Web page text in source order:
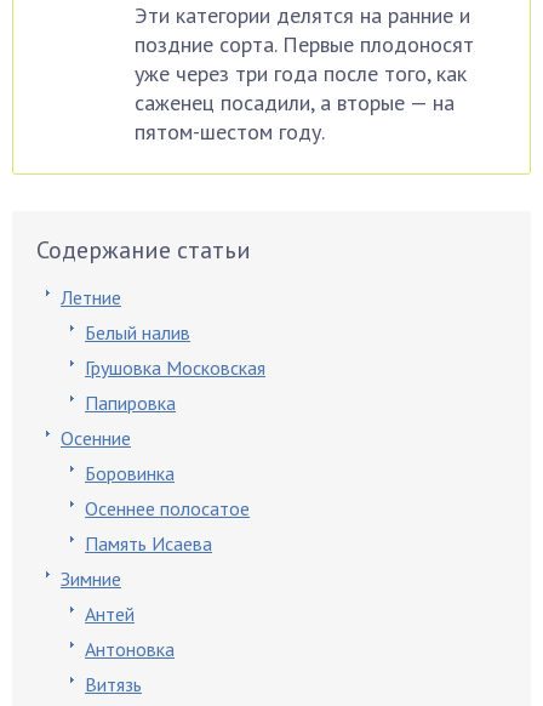
Эти категории делятся на ранние и
поздние сорта. Первые плодоносят
уже через три года после того, как
саженец посадили, а вторые — на
пятом-шестом году.
Содержание статьи
Летние
Белый налив
Грушовка Московская
Папировка
Осенние
Боровинка
Осеннее полосатое
Память Исаева
Зимние
Антей
Антоновка
Витязь